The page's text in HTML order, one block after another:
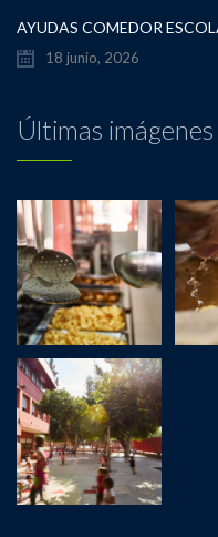
AYUDAS COMEDOR
18 junio, 2026
Últimas imágenes